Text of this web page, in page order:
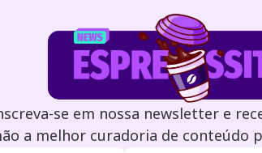
se em nossa newsletter e
a melhor curadoria de conteúdo